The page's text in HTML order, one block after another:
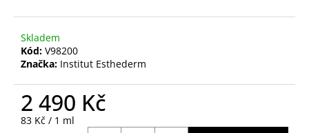
Skladem
Kód: V98200
Značka: Institut Esthederm
2 490 Kč
Měrná
83 Kč / 1 ml
č
u
e
m